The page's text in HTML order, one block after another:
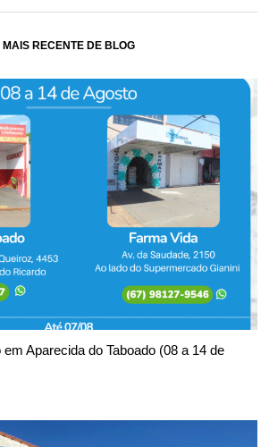
MAIS RECENTE DE BLOG
Aparecida do Taboado (08 a 14 de